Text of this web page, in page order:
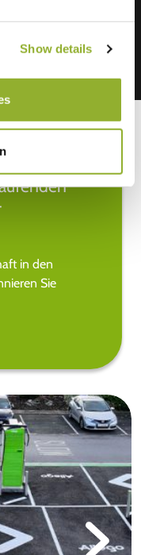
Show details
in den
Sie